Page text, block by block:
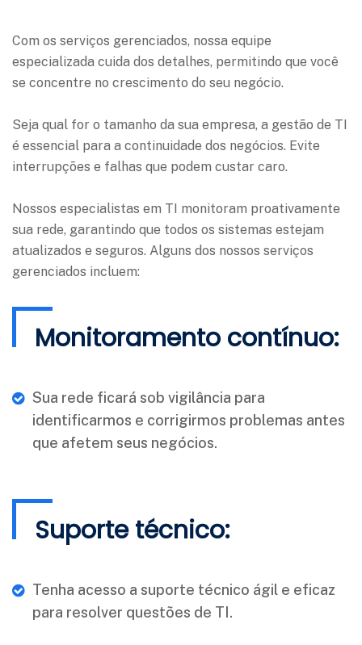
Com os serviços gerenciados, nossa equipe
especializada cuida dos detalhes, permitindo que você
se concentre no crescimento do seu negócio.
Seja qual for o tamanho da sua empresa, a gestão de TI
é essencial para a continuidade dos negócios. Evite
interrupções e falhas que podem custar caro.
Nossos especialistas em TI monitoram proativamente
sua rede, garantindo que todos os sistemas estejam
atualizados e seguros. Alguns dos nossos serviços
gerenciados incluem:
Monitoramento contínuo:
Sua rede ficará sob vigilância para
identificarmos e corrigirmos problemas antes
que afetem seus negócios.
Suporte técnico:
Tenha acesso a suporte técnico ágil e eficaz
para resolver questões de TI.